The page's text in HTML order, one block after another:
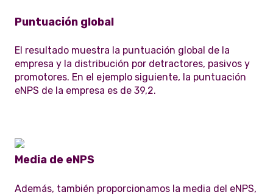
Puntuación global
El resultado muestra la puntuación global de la
empresa y la distribución por detractores, pasivos y
promotores. En el ejemplo siguiente, la puntuación
eNPS de la empresa es de 39,2.
Media de eNPS
Además, también proporcionamos la media del eNPS,